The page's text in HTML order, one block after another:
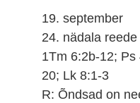
19. september
24. nädala reede
1Tm 6:2b-12;
20; Lk 8:1-3
R: Õndsad on